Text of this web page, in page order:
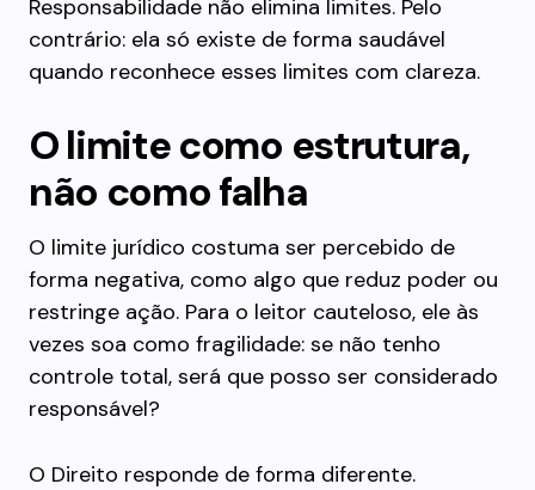
Responsabilidade não elimina limites. Pelo
contrário: ela só existe de forma saudável
quando reconhece esses limites com clareza.
O limite como estrutura,
não como falha
O limite jurídico costuma ser percebido de
forma negativa, como algo que reduz poder ou
restringe ação. Para o leitor cauteloso, ele às
vezes soa como fragilidade: se não tenho
controle total, será que posso ser considerado
responsável?
O Direito responde de forma diferente.